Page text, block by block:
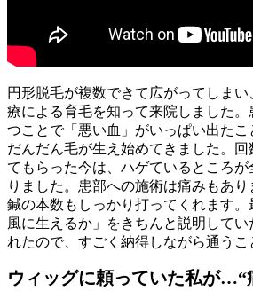
円形脱毛が複数できて広がってしま
療による育毛を知って来院しました
つことで「悪い血」がいっぱい出たこ
だんだん毛が生え始めてきました。回
てもらった今は、ハゲているところ
りました。患部への施術は痛みもあ
鍼の本数もしっかり打ってくれます。
風に生えるか」をきちんと説明して
れたので、すごく納得しながら通うこ
ウィッグに頼っていた私が…“